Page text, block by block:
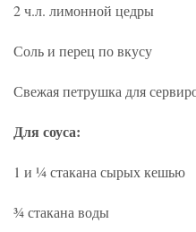
2 ч.л. лимонной цедры
Соль и перец по вкусу
Свежая петрушка для
Для соуса:
1 и ¼ стакана сырых кешью
¾ стакана воды